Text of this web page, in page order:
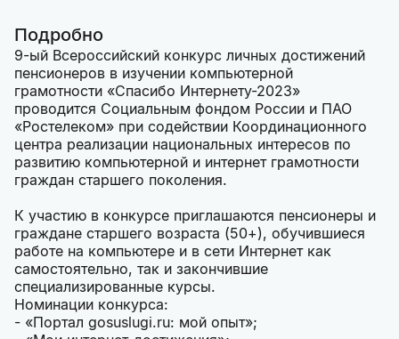
Подробно
9-ый Всероссийский конкурс личных достижений
пенсионеров в изучении компьютерной
грамотности «Спасибо Интернету-2023»
проводится Социальным фондом России и ПАО
«Ростелеком» при содействии Координационного
центра реализации национальных интересов по
развитию компьютерной и интернет грамотности
граждан старшего поколения.
К участию в конкурсе приглашаются пенсионеры и
граждане старшего возраста (50+), обучившиеся
работе на компьютере и в сети Интернет как
самостоятельно, так и закончившие
специализированные курсы.
Номинации конкурса:
- «Портал gosuslugi.ru: мой опыт»;